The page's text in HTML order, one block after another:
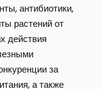
антибиотики,
растений от
действия
за
а также